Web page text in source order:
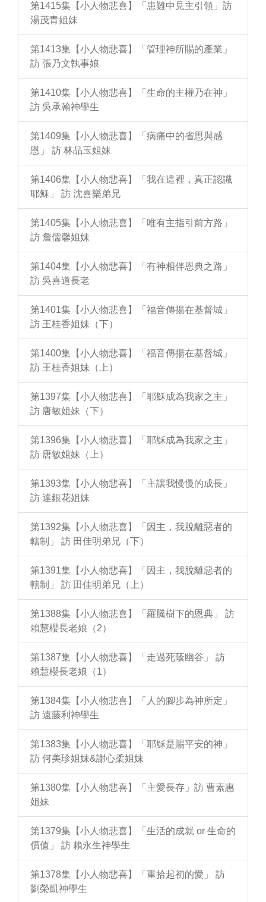
第1415集【小人物悲喜】「患難中見主引領」訪
湯茂青姐妹
第1413集【小人物悲喜】「管理神所賜的產業」
訪 張乃文執事娘
第1410集【小人物悲喜】「生命的主權乃在神」
訪 吳承翰神學生
第1409集【小人物悲喜】「病痛中的省思與感
恩」 訪 林品玉姐妹
第1406集【小人物悲喜】「我在這裡，真正認識
耶穌」 訪 沈喜樂弟兄
第1405集【小人物悲喜】「唯有主指引前方路」
訪 詹儒馨姐妹
第1404集【小人物悲喜】「有神相伴恩典之路」
訪 吳喜道長老
第1401集【小人物悲喜】「福音傳揚在基督城」
訪 王桂香姐妹（下）
第1400集【小人物悲喜】「福音傳揚在基督城」
訪 王桂香姐妹（上）
第1397集【小人物悲喜】「耶穌成為我家之主」
訪 唐敏姐妹（下）
第1396集【小人物悲喜】「耶穌成為我家之主」
訪 唐敏姐妹（上）
第1393集【小人物悲喜】「主讓我慢慢的成長」
訪 達銀花姐妹
第1392集【小人物悲喜】「因主，我脫離惡者的
轄制」 訪 田佳明弟兄（下）
第1391集【小人物悲喜】「因主，我脫離惡者的
轄制」 訪 田佳明弟兄（上）
第1388集【小人物悲喜】「羅騰樹下的恩典」 訪
賴慧櫻長老娘（2）
第1387集【小人物悲喜】「走過死蔭幽谷」 訪
賴慧櫻長老娘（1）
第1384集【小人物悲喜】「人的腳步為神所定」
訪 遠藤利神學生
第1383集【小人物悲喜】「耶穌是賜平安的神」
訪 何美珍姐妹&謝心柔姐妹
第1380集【小人物悲喜】「主愛長存」訪 曹素惠
姐妹
第1379集【小人物悲喜】「生活的成就 or 生命的
價值」 訪 賴永生神學生
第1378集【小人物悲喜】「重拾起初的愛」 訪
劉榮凱神學生